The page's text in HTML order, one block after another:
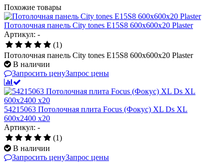
Похожие товары
Потолочная панель City tones E15S8 600x600x20 Plaster
Артикул: -
(1)
Потолочная панель City tones E15S8 600x600x20 Plaster
В наличии
Запросить ценуЗапрос цены
54215063 Потолочная плита Focus (Фокус) XL Ds XL
600x2400 x20
Артикул: -
(1)
В наличии
Запросить ценуЗапрос цены